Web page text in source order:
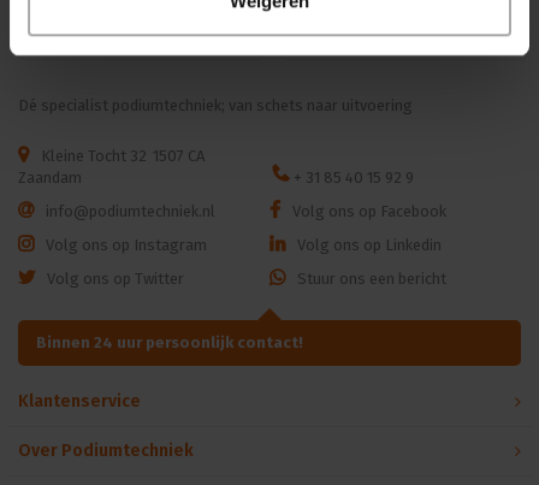
Dé specialist podiumtechniek; van schets naar uitvoering
Kleine Tocht 32 1507 CA
Zaandam
+ 31 85 40 15 92 9
info@podiumtechniek.nl
Volg ons op Facebook
Volg ons op Instagram
Volg ons op Linkedin
Volg ons op Twitter
Stuur ons een bericht
Binnen 24 uur persoonlijk contact!
Klantenservice
Over Podiumtechniek